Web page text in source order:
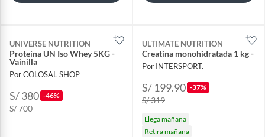
UNIVERSE NUTRITION
Proteína UN Iso Whey 5KG -
Vainilla
Por COLOSAL SHOP
S/ 380 -46%
S/ 700
ULTIMATE NUTRITION
Creatina monohidratada 1 kg -
Por INTERSPORT.
S/ 199.90 -37%
S/ 319
Llega mañana
Retira mañana